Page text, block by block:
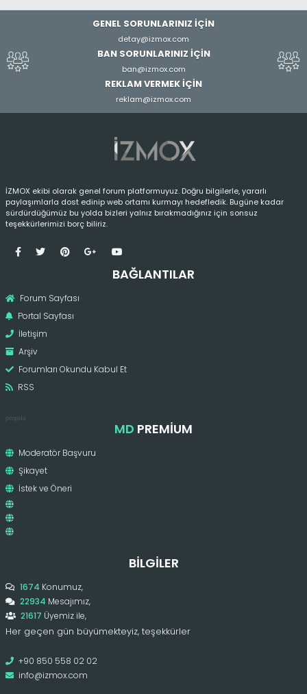
GENEL SORUNLARINIZ İÇİN
detay@izmox.com
BAN SORUNLARINIZ İÇİN
ban@izmox.com
REKLAM VERMEK İÇİN
reklam@izmox.com
İZMOX ekibi olarak genel forum platformuyuz. Doğru bilgilerle, yararlı
paylaşımlarla dost edinip web ortamı kurmayı hedefledik. Bugüne kadar
sürdürdüğümüz bu yolda bizleri yalnız bırakmadığınız için sonsuz
teşekkürlerimizi borç biliriz.
BAĞLANTILAR
Forum Sayfası
Portal Sayfası
İletişim
Arşiv
Forumları Okundu Kabul Et
RSS
pergola
MD PREMIUM
Moderatör Başvuru
Şikayet
İstek ve Öneri
BILGILER
1674 Konumuz,
22934 Mesajımız,
21617 Üyemiz ile,
Her geçen gün büyümekteyiz, teşekkürler
+90 850 558 02 02
info@izmox.com